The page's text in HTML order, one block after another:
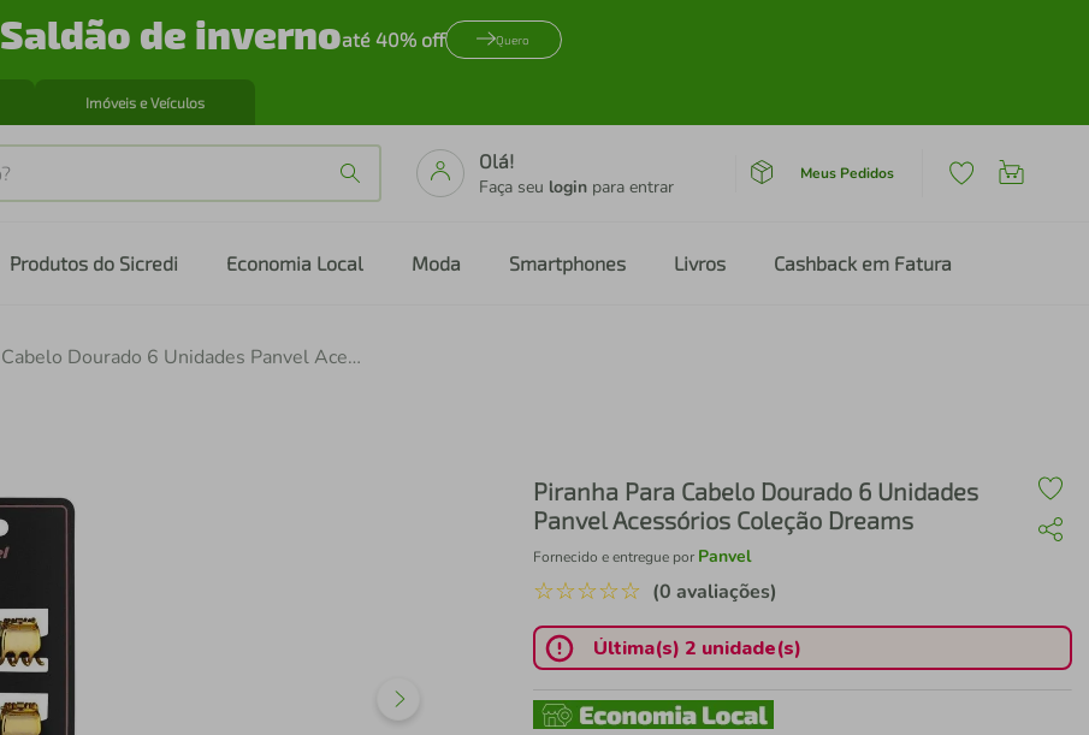
Saldão de invernoaté 40% off Quero
Imóveis e Veículos
Olá!
Faça seu login para entrar
Meus Pedidos
Produtos do Sicredi Economia Local Moda Smartphones Livros Cashback em Fatura
Piranha Para Cabelo Dourado 6 Unidades Panvel Acessórios Coleção Dreams
Piranha Para Cabelo Dourado 6 Unidades
Panvel Acessórios Coleção Dreams
Fornecido e entregue por Panvel
☆☆☆☆☆ (0 avaliações)
Última(s) 2 unidade(s)